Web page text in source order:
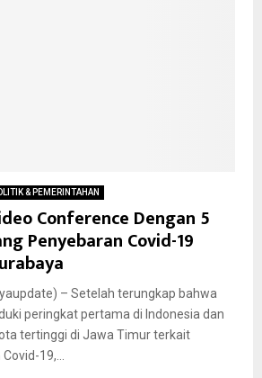
& PEMERINTAHAN
Conference Dengan 5
Penyebaran Covid-19
– Setelah terungkap bahwa
peringkat pertama di Indonesia dan
tertinggi di Jawa Timur terkait
19,...